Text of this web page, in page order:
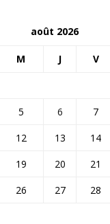
août 2026
M J V
5 6 7
12 13 14
19 20 21
26 27 28